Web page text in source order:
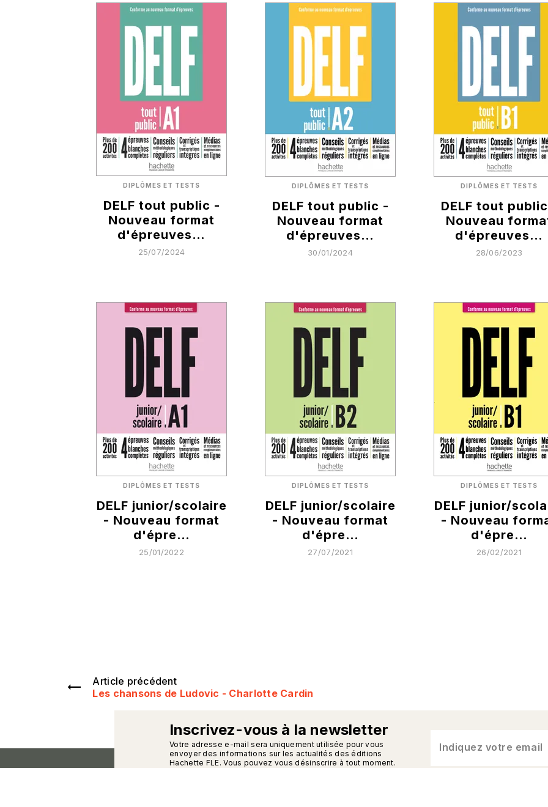
DIPLÔMES ET TESTS
DELF tout public -
Nouveau format
d'épreuves…
25/07/2024
DIPLÔMES ET TESTS
DELF tout public -
Nouveau format
d'épreuves…
30/01/2024
DIPLÔMES ET TESTS
DELF tout
Nouveau
d'épreuves…
28/06/2023
DIPLÔMES ET TESTS
DELF junior/scolaire
- Nouveau format
d'épre…
25/01/2022
DIPLÔMES ET TESTS
DELF junior/scolaire
- Nouveau format
d'épre…
27/07/2021
DIPLÔMES ET TESTS
DELF junior/
- Nouveau
d'épre…
26/02/2021
Article précédent
Les chansons de Ludovic - Charlotte Cardin
calmann_enveloppe
Inscrivez-vous à la newsletter
Votre adresse e-mail sera uniquement utilisée pour vous
envoyer des informations sur les actualités des éditions
Hachette FLE. Vous pouvez vous désinscrire à tout moment.
Indiquez votre email